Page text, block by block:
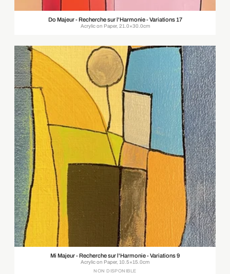
Do Majeur - Recherche sur l'Harmonie - Variations 17
Acrylic on Paper, 21.0×30.0cm
Mi Majeur - Recherche sur l'Harmonie - Variations 9
Acrylic on Paper, 10.5×15.0cm
NON DISPONIBLE